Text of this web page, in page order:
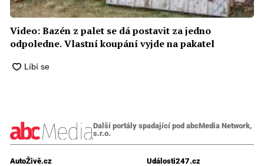
Video: Bazén z palet se dá postavit za jedno
odpoledne. Vlastní koupání vyjde na pakatel
Další portály spadající pod abcMedia Network,
s.r.o.
AutoŽivě.cz
Události247.cz